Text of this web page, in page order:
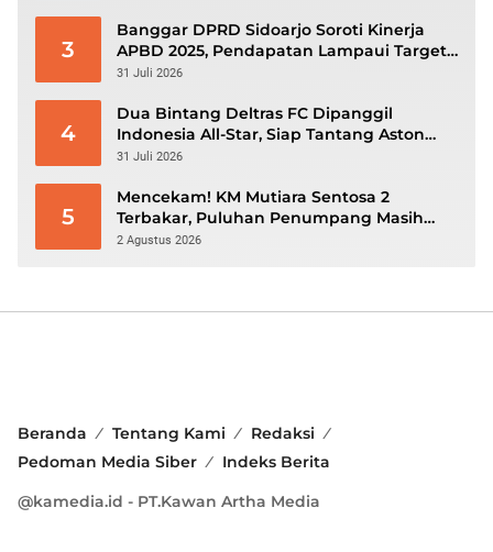
3
Banggar DPRD Sidoarjo Soroti Kinerja
APBD 2025, Pendapatan Lampaui Target
dan Defisit Berbalik Jadi Surplus
31 Juli 2026
4
Dua Bintang Deltras FC Dipanggil
Indonesia All-Star, Siap Tantang Aston
Villa di GBK
31 Juli 2026
5
Mencekam! KM Mutiara Sentosa 2
Terbakar, Puluhan Penumpang Masih
Bertahan Menunggu Evakuasi
2 Agustus 2026
Beranda Tentang Kami
Redaksi
Pedoman Media Siber
Indeks Berita
@kamedia.id - PT.Kawan Artha Media